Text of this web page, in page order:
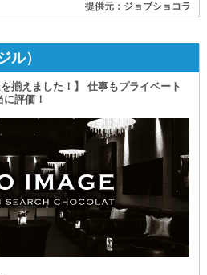
提供元：ジョブショコラ
ル）
揃えました！】 仕事もプライベート
評価！